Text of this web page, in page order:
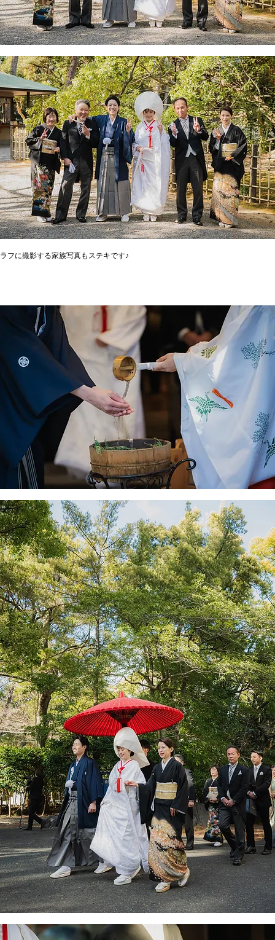
ラフに撮影する家族写真もステキです♪